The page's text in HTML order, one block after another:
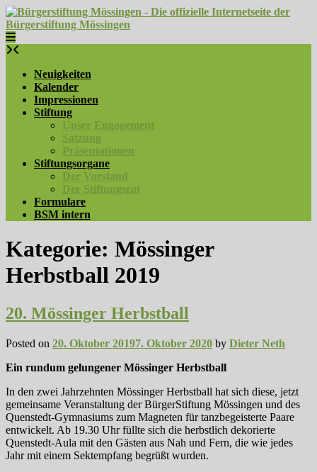
Skip
to
content
Neuigkeiten
Kalender
Impressionen
Stiftung
Unser Engagement
Satzung
Präsentationen
Stiftungsorgane
Der Vorstand
Der Stiftungsrat
Formulare
BSM intern
Kategorie: Mössinger
Herbstball 2019
20. Mössinger Herbstball
Posted on 20. Oktober 20197. Oktober 2020 by Dieter Neth
Ein rundum gelungener Mössinger Herbstball
In den zwei Jahrzehnten Mössinger Herbstball hat sich diese, jetzt
gemeinsame Veranstaltung der BürgerStiftung Mössingen und des
Quenstedt-Gymnasiums zum Magneten für tanzbegeisterte Paare
entwickelt. Ab 19.30 Uhr füllte sich die herbstlich dekorierte
Quenstedt-Aula mit den Gästen aus Nah und Fern, die wie jedes
Jahr mit einem Sektempfang begrüßt wurden.